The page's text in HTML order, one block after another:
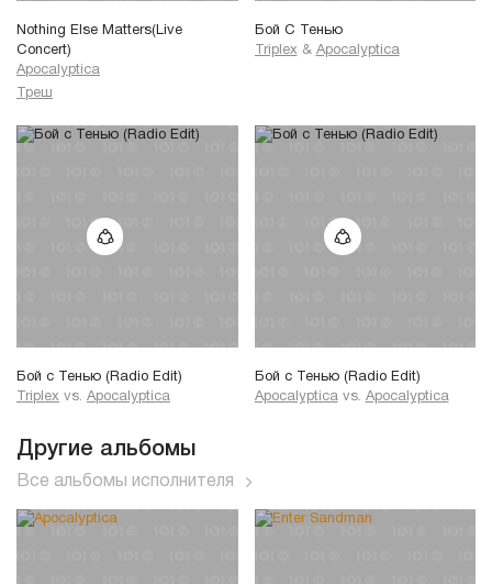
Nothing Else Matters(Live
Concert)
Apocalyptica
Треш
Бой С Тенью
Triplex & Apocalyptica
Бой c Тенью (Radio Edit)
Triplex vs. Apocalyptica
Бой c Тенью (Radio Edit)
Apocalyptica vs. Apocalyptica
Другие альбомы
Все альбомы исполнителя